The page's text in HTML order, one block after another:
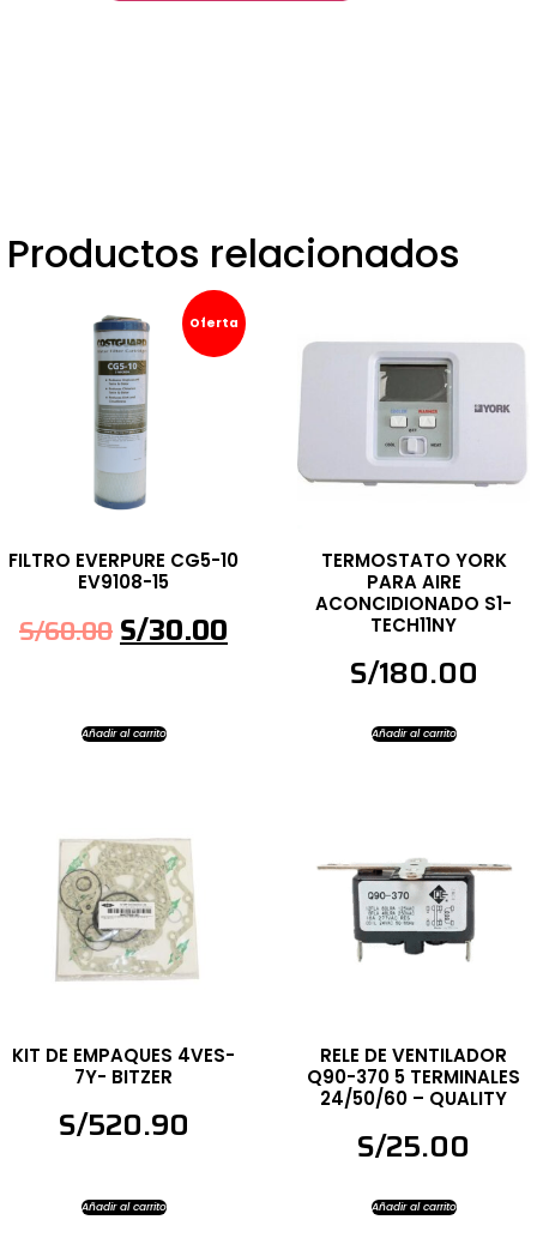
Productos relacionados
Oferta
FILTRO EVERPURE CG5-10
EV9108-15
S/60.00S/30.00
Añadir al carrito
TERMOSTATO YORK
PARA AIRE
ACONCIDIONADO S1-
TECH11NY
S/180.00
Añadir al carrito
KIT DE EMPAQUES 4VES-
7Y- BITZER
S/520.90
Añadir al carrito
RELE DE VENTILADOR
Q90-370 5 TERMINALES
24/50/60 – QUALITY
S/25.00
Añadir al carrito